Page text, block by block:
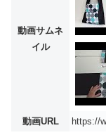
動画サムネ
イル
動画URL https://